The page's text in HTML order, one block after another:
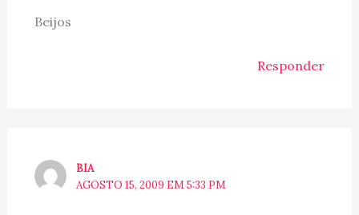
Beijos
Responder
BIA
AGOSTO 15, 2009 EM 5:33 PM